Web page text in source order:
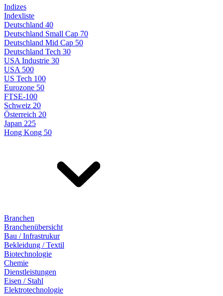
Indizes
Indexliste
Deutschland 40
Deutschland Small Cap 70
Deutschland Mid Cap 50
Deutschland Tech 30
USA Industrie 30
USA 500
US Tech 100
Eurozone 50
FTSE-100
Schweiz 20
Österreich 20
Japan 225
Hong Kong 50
Branchen
Branchenübersicht
Bau / Infrastrukur
Bekleidung / Textil
Biotechnologie
Chemie
Dienstleistungen
Eisen / Stahl
Elektrotechnologie